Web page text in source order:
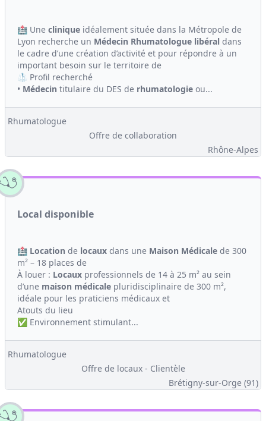
🏥 Une clinique idéalement située dans la Métropole de
Lyon recherche un Médecin Rhumatologue libéral dans
le cadre d’une création d’activité et pour répondre à un
important besoin sur le territoire de
🥼 Profil recherché
• Médecin titulaire du DES de rhumatologie ou...
Rhumatologue
Offre de collaboration
Rhône-Alpes
Local disponible
🏥 Location de locaux dans une Maison Médicale de 300
m² – 18 places de
À louer : Locaux professionnels de 14 à 25 m² au sein
d’une maison médicale pluridisciplinaire de 300 m²,
idéale pour les praticiens médicaux et
Atouts du lieu
✅ Environnement stimulant...
Rhumatologue
Offre de locaux - Clientèle
Brétigny-sur-Orge (91)